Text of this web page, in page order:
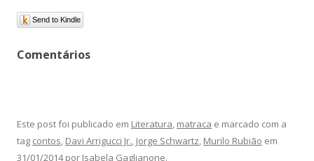
Send to Kindle
Comentários
Este post foi publicado em Literatura matraca e marcado com a
tag contos Davi Arrigucci Jr. Jorge Schwartz Murilo Rubião em
31/01/2014por Isabela Gaglianone.